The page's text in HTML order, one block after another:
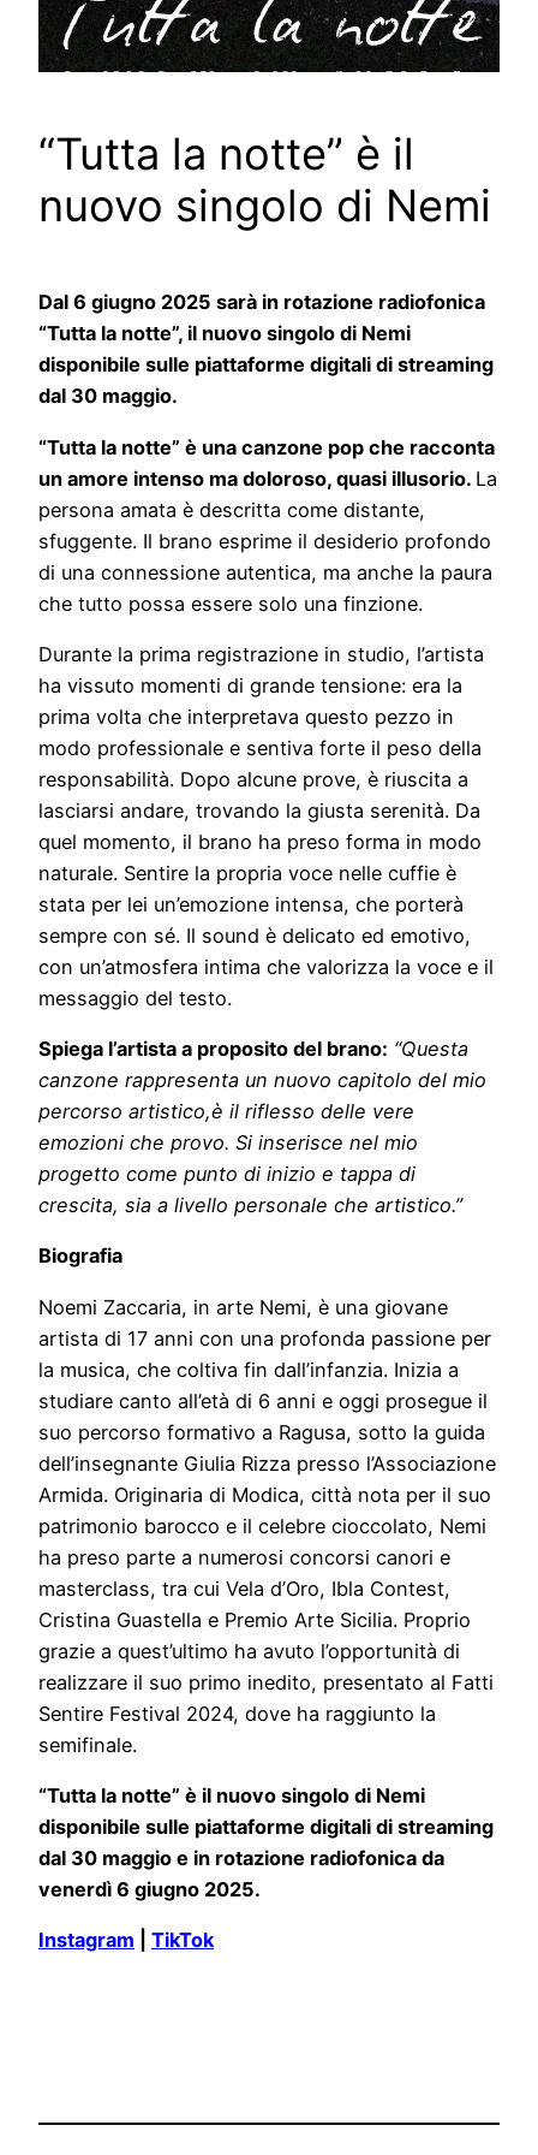
“Tutta la notte” è il
nuovo singolo di Nemi
Dal 6 giugno 2025 sarà in rotazione radiofonica
“Tutta la notte”, il nuovo singolo di Nemi
disponibile sulle piattaforme digitali di streaming
dal 30 maggio.
“Tutta la notte” è una canzone pop che racconta
un amore intenso ma doloroso, quasi illusorio. La
persona amata è descritta come distante,
sfuggente. Il brano esprime il desiderio profondo
di una connessione autentica, ma anche la paura
che tutto possa essere solo una finzione.
Durante la prima registrazione in studio, l’artista
ha vissuto momenti di grande tensione: era la
prima volta che interpretava questo pezzo in
modo professionale e sentiva forte il peso della
responsabilità. Dopo alcune prove, è riuscita a
lasciarsi andare, trovando la giusta serenità. Da
quel momento, il brano ha preso forma in modo
naturale. Sentire la propria voce nelle cuffie è
stata per lei un’emozione intensa, che porterà
sempre con sé. Il sound è delicato ed emotivo,
con un’atmosfera intima che valorizza la voce e il
messaggio del testo.
Spiega l’artista a proposito del brano: “Questa
canzone rappresenta un nuovo capitolo del mio
percorso artistico,è il riflesso delle vere
emozioni che provo. Si inserisce nel mio
progetto come punto di inizio e tappa di
crescita, sia a livello personale che artistico.”
Biografia
Noemi Zaccaria, in arte Nemi, è una giovane
artista di 17 anni con una profonda passione per
la musica, che coltiva fin dall’infanzia. Inizia a
studiare canto all’età di 6 anni e oggi prosegue il
suo percorso formativo a Ragusa, sotto la guida
dell’insegnante Giulia Rizza presso l’Associazione
Armida. Originaria di Modica, città nota per il suo
patrimonio barocco e il celebre cioccolato, Nemi
ha preso parte a numerosi concorsi canori e
masterclass, tra cui Vela d’Oro, Ibla Contest,
Cristina Guastella e Premio Arte Sicilia. Proprio
grazie a quest’ultimo ha avuto l’opportunità di
realizzare il suo primo inedito, presentato al Fatti
Sentire Festival 2024, dove ha raggiunto la
semifinale.
“Tutta la notte” è il nuovo singolo di Nemi
disponibile sulle piattaforme digitali di streaming
dal 30 maggio e in rotazione radiofonica da
venerdì 6 giugno 2025.
Instagram TikTok